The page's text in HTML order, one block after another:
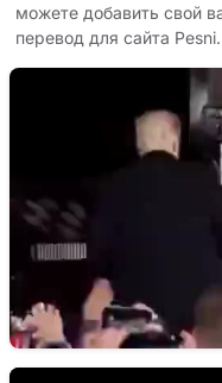
можете добавить свой
перевод для сайта